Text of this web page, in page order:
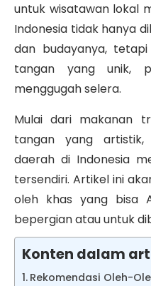
untuk wisatawan lokal
Indonesia tidak hanya
dan budayanya,
tangan yang unik,
menggugah selera.
Mulai dari makanan
tangan yang
daerah di Indonesia
tersendiri. Artikel ini
oleh khas yang bisa
bepergian atau untuk
Konten dalam
Rekomendasi Oleh-